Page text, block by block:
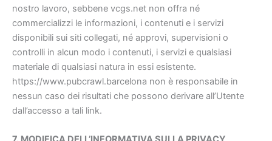
nostro lavoro, sebbene vcgs.net non offra né
commercializzi le informazioni, i contenuti e i servizi
disponibili sui siti collegati, né approvi, supervisioni o
controlli in alcun modo i contenuti, i servizi e qualsiasi
materiale di qualsiasi natura in essi esistente.
https://www.pubcrawl.barcelona non è responsabile in
nessun caso dei risultati che possono derivare all’Utente
dall’accesso a tali link.